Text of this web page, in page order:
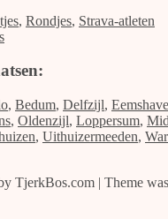
, Rondjes, Strava-atleten
, Bedum, Delfzijl,
, Oldenzijl, Loppersum,
, Uithuizermeeden,
TjerkBos.com | Theme